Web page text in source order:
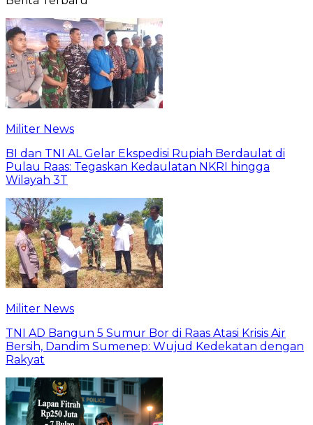
Militer News
BI dan TNI AL Gelar Ekspedisi Rupiah Berdaulat di
Pulau Raas: Tegaskan Kedaulatan NKRI hingga
Wilayah 3T
Militer News
TNI AD Bangun 5 Sumur Bor di Raas Atasi Krisis Air
Bersih, Dandim Sumenep: Wujud Kedekatan dengan
Rakyat